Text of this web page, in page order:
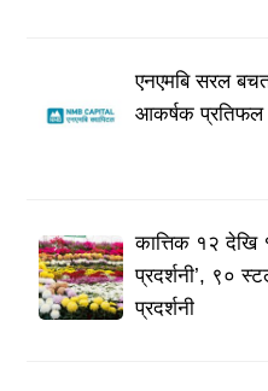
एनएमबि सरल
आकर्षक प्रतिफल
कात्तिक १२ देखि
प्रदर्शनी’, ९०
प्रदर्शनी